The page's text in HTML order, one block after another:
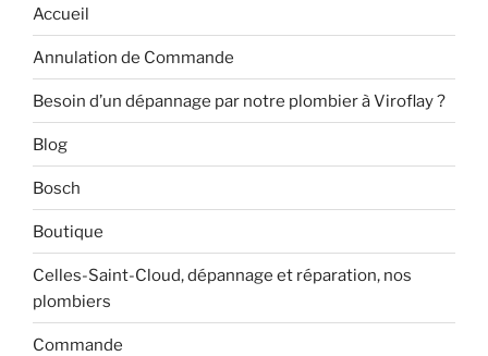
Accueil
Annulation de Commande
Besoin d’un dépannage par notre plombier à Viroflay ?
Blog
Bosch
Boutique
Celles-Saint-Cloud, dépannage et réparation, nos
plombiers
Commande